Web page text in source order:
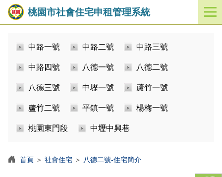
桃園市社會住宅申租管理系統
開
啟
中路一號 中路二號 中路三號
中路四號 八德一號 八德二號
八德三號 中壢一號 蘆竹一號
蘆竹二號 平鎮一號 楊梅一號
桃園東門段 中壢中興巷
首頁 ＞ 社會住宅 ＞ 八德二號-住宅簡介